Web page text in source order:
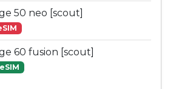
50 neo [scout]
60 fusion [scout]